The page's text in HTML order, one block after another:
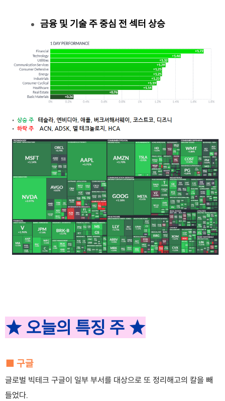
금융 및 기술 주 중심 전 섹터 상승
★ 오늘의 특징 주 ★
■ 구글
글로벌 빅테크 구글이 일부 부서를 대상으로 또 정리해고의 칼을 빼
들었다.